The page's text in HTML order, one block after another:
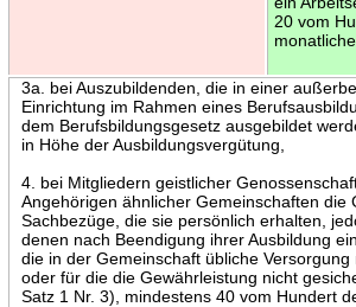
20 vom
3a. bei Auszubildenden, die in einer
Einrichtung im Rahmen eines
dem Berufsbildungsgesetz ausgebildet
in Höhe der Ausbildungsvergütung,
4. bei Mitgliedern geistlicher
Angehörigen ähnlicher Gemeinschaften die
Sachbezüge, die sie persönlich erhalten,
denen nach Beendigung ihrer Ausbildung
die in der Gemeinschaft übliche Versorgung
oder für die die Gewährleistung nicht
Satz 1 Nr. 3), mindestens 40 vom Hundert